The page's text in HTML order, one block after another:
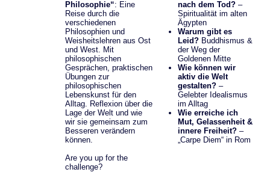
Philosophie“: Eine
Reise durch die
verschiedenen
Philosophien und
Weisheitslehren aus Ost
und West. Mit
philosophischen
Gesprächen, praktischen
Übungen zur
philosophischen
Lebenskunst für den
Alltag. Reflexion über die
Lage der Welt und wie
wir sie gemeinsam zum
Besseren verändern
können.
Are you up for the
challenge?
nach dem Tod?–
Spiritualität im alten
Ägypten
Warum gibt es
Leid?Buddhismus &
der Weg der
Goldenen Mitte
Wie können wir
aktiv die Welt
gestalten?–
Gelebter Idealismus
im Alltag
Wie erreiche ich
Mut, Gelassenheit &
innere Freiheit?–
„Carpe Diem“ in Rom